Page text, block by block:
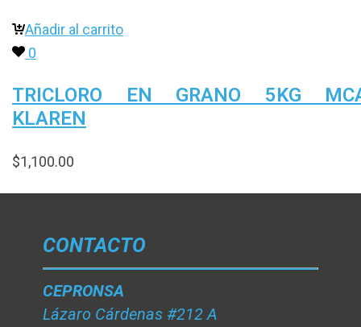
Añadir al carrito
0
TRICLORO EN GRANO 5KG
KLAREN
$1,100.00
CONTACTO
CEPRONSA
Lázaro Cárdenas #212 A